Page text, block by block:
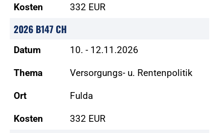
Kosten 332 EUR
2026 B147 CH
Datum 10. - 12.11.2026
Thema Versorgungs- u. Rentenpolitik
Ort Fulda
Kosten 332 EUR